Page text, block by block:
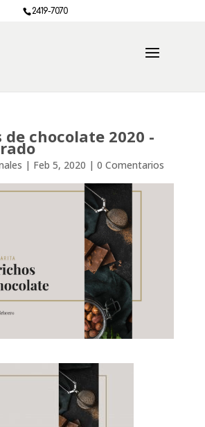
2419-7070
de chocolate 2020 -
| Feb 5, 2020 | 0 Comentarios